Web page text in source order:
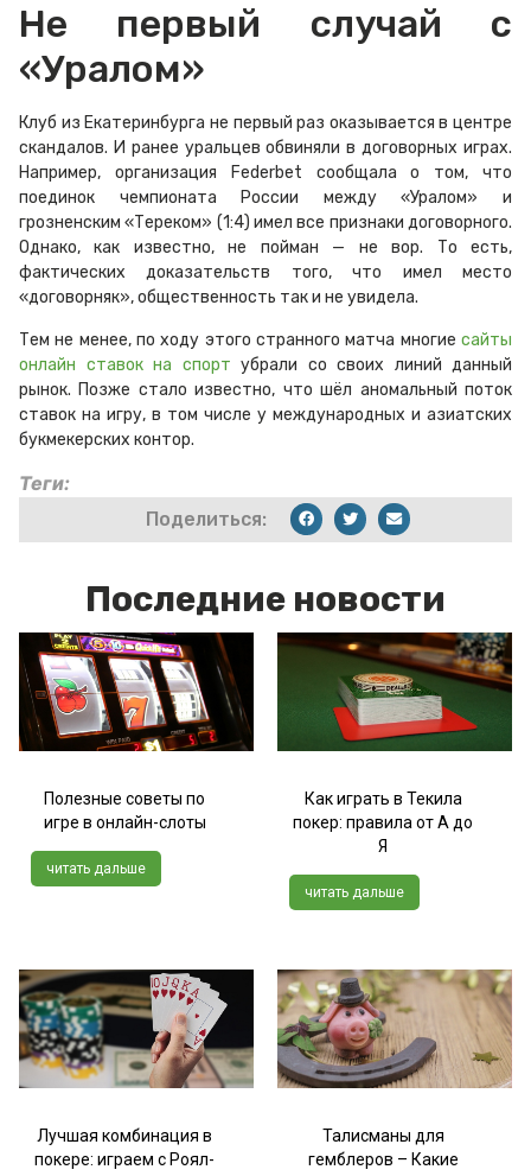
Не первый случай с
«Уралом»
Клуб из Екатеринбурга не первый раз оказывается в центре
скандалов. И ранее уральцев обвиняли в договорных играх.
Например, организация Federbet сообщала о том, что
поединок чемпионата России между «Уралом» и
грозненским «Тереком» (1:4) имел все признаки договорного.
Однако, как известно, не пойман — не вор. То есть,
фактических доказательств того, что имел место
«договорняк», общественность так и не увидела.
Тем не менее, по ходу этого странного матча многие сайты
онлайн ставок на спорт убрали со своих линий данный
рынок. Позже стало известно, что шёл аномальный поток
ставок на игру, в том числе у международных и азиатских
букмекерских контор.
Теги:
Поделиться:
Последние новости
Полезные советы по
игре в онлайн-слоты
читать дальше
Как играть в Текила
покер: правила от А до
Я
читать дальше
Лучшая комбинация в
покере: играем с Роял-
Талисманы для
гемблеров – Какие